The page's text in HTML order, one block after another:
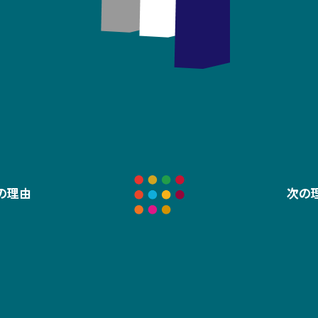
理由 次の